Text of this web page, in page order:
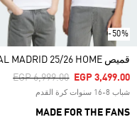
-50%
قميص REAL MADRID 25/26 HOME
Price Reduced From
EGP 6,999.00ToEGP 3,499.00
شباب 8-16 سنوات كرة القدم
MADE FOR THE FANS